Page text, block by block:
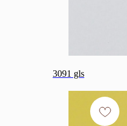
3091 gls